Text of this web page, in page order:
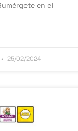
en el
25/02/2024